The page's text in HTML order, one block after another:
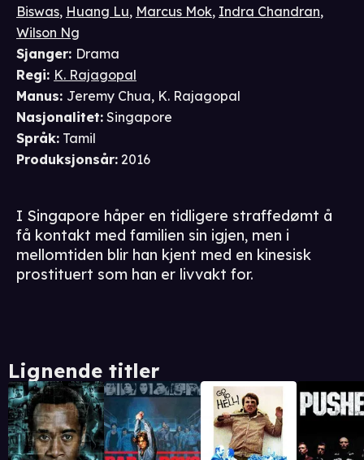
Biswas, Huang Lu, Marcus Mok, Indra Chandran,
Wilson Ng
Sjanger: Drama
Regi: K. Rajagopal
Manus: Jeremy Chua, K. Rajagopal
Nasjonalitet: Singapore
Språk: Tamil
Produksjonsår: 2016
I Singapore håper en tidligere straffedømt å
få kontakt med familien sin igjen, men i
mellomtiden blir han kjent med en kinesisk
prostituert som han er livvakt for.
Lignende titler